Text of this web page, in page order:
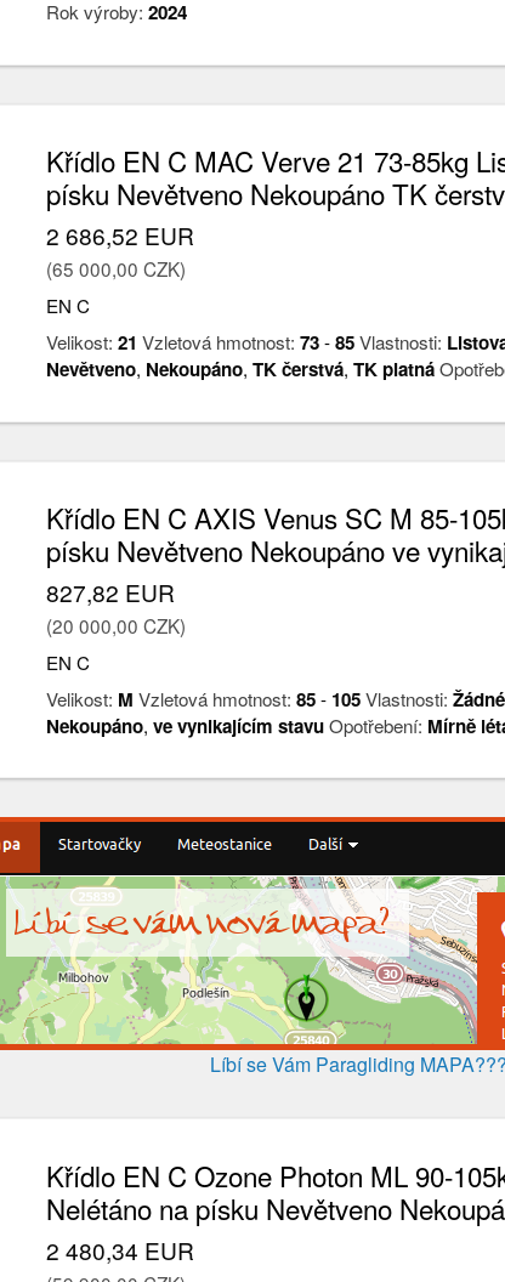
Rok výroby: 2024
Křídlo EN C MAC Verve 21 73-85kg
písku Nevětveno Nekoupáno TK
2 686,52 EUR
(65 000,00 CZK)
EN C
Velikost: 21 Vzletová hmotnost: 73-85Vlastnosti:
Nevětveno, Nekoupáno, TK čerstvá, TK platná
Křídlo EN C AXIS Venus SC M 85-
písku Nevětveno Nekoupáno ve
827,82 EUR
(20 000,00 CZK)
EN C
Velikost: M Vzletová hmotnost: 85- 105Vlastnosti:
Nekoupáno, ve vynikajícím stavuOpotřebení: Mírně
Líbí se Vám Paragliding MAPA???
Křídlo EN C Ozone Photon ML 90-
Nelétáno na písku Nevětveno
2 480,34 EUR